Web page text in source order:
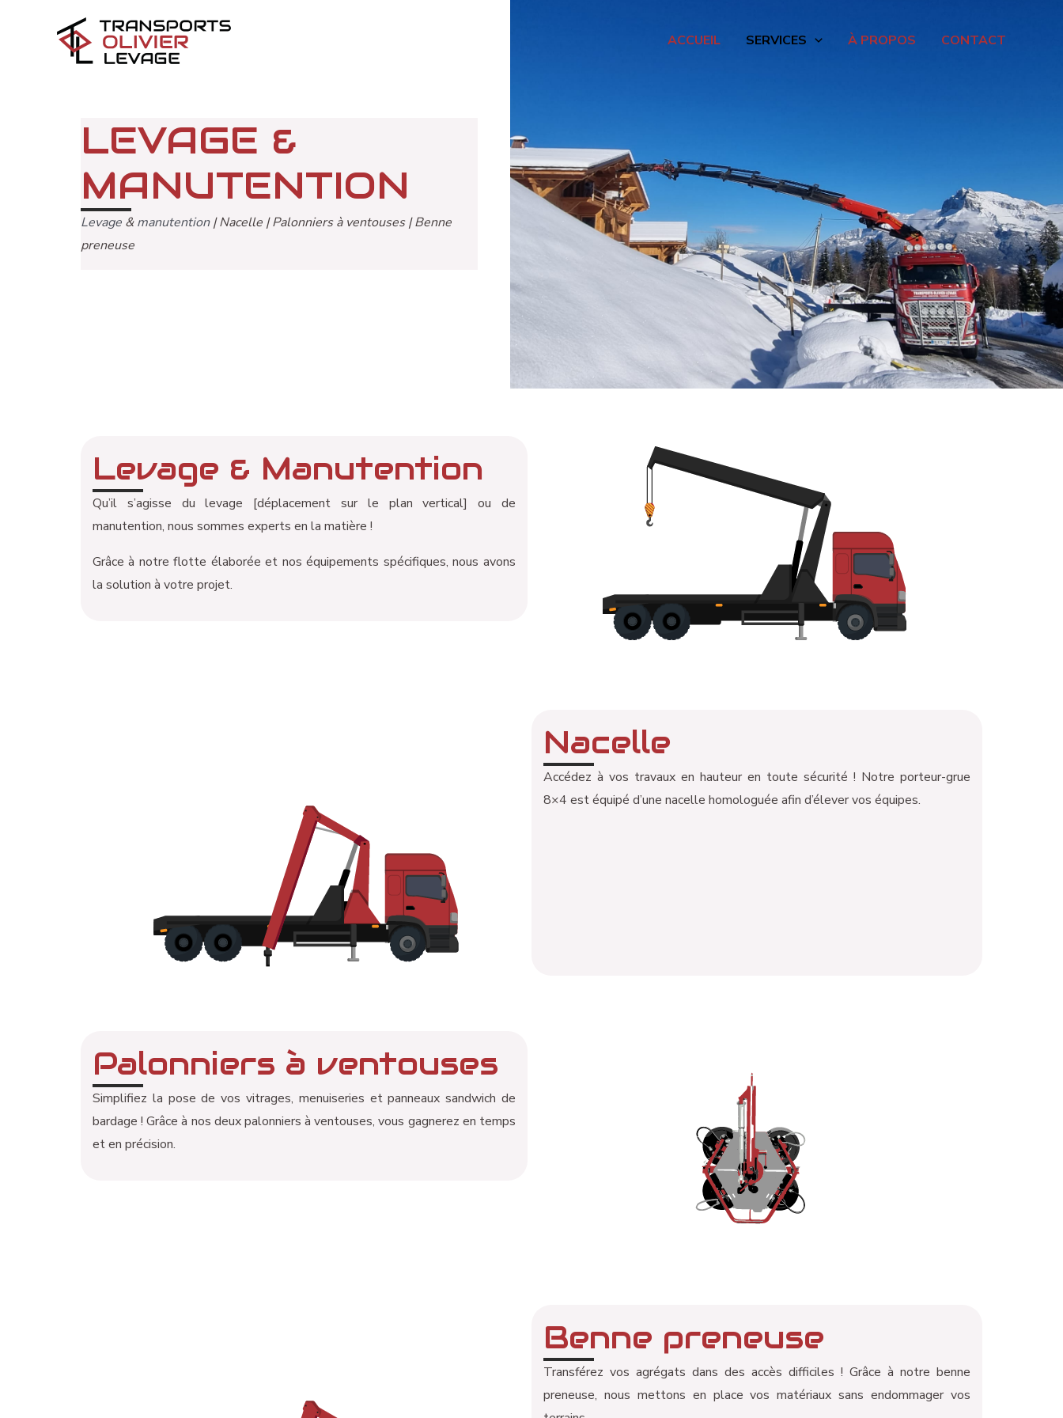
ACCUEIL SERVICES À PROPOS CONTACT
LEVAGE &
MANUTENTION
Levage &manutention| Nacelle | Palonniers à ventouses | Benne
preneuse
Levage & Manutention
Qu’il s’agisse du levage [déplacement sur le plan vertical] ou de
manutention, nous sommes experts en la matière !
Grâce à notre flotte élaborée et nos équipements spécifiques, nous avons
la solution à votre projet.
Nacelle
Accédez à vos travaux en hauteur en toute sécurité ! Notre porteur-grue
8×4 est équipé d’une nacelle homologuée afin d’élever vos équipes.
Palonniers à ventouses
Simplifiez la pose de vos vitrages, menuiseries et panneaux sandwich de
bardage ! Grâce à nos deux palonniers à ventouses, vous gagnerez en temps
et en précision.
Benne preneuse
Transférez vos agrégats dans des accès difficiles ! Grâce à notre benne
preneuse, nous mettons en place vos matériaux sans endommager vos